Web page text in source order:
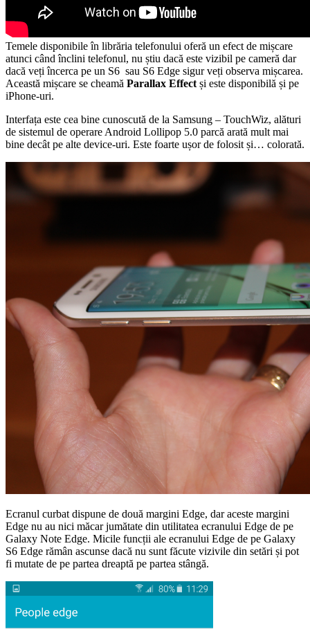
Temele disponibile în librăria telefonului oferă un efect de mișcare
atunci când înclini telefonul, nu știu dacă este vizibil pe cameră dar
dacă veți încerca pe un S6 sau S6 Edge sigur veți observa mișcarea.
Această mișcare se cheamă Parallax Effect și este disponibilă și pe
iPhone-uri.
Interfața este cea bine cunoscută de la Samsung – TouchWiz, alături
de sistemul de operare Android Lollipop 5.0 parcă arată mult mai
bine decât pe alte device-uri. Este foarte ușor de folosit și… colorată.
Ecranul curbat dispune de două margini Edge, dar aceste margini
Edge nu au nici măcar jumătate din utilitatea ecranului Edge de pe
Galaxy Note Edge. Micile funcții ale ecranului Edge de pe Galaxy
S6 Edge rămân ascunse dacă nu sunt făcute vizivile din setări și pot
fi mutate de pe partea dreaptă pe partea stângă.